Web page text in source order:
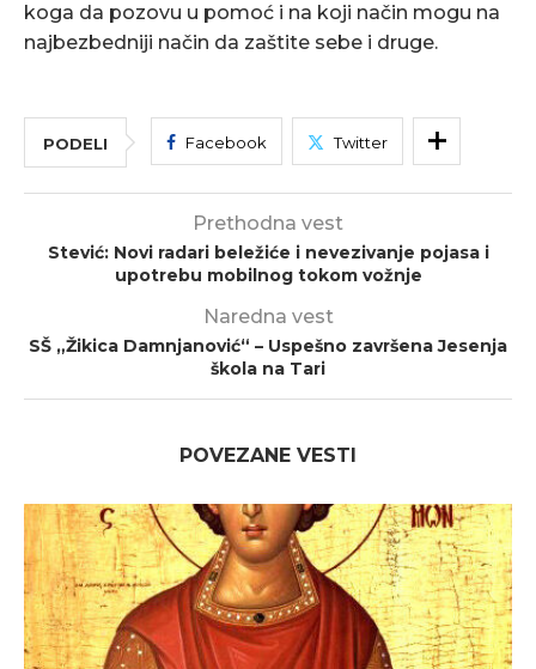
koga da pozovu u pomoć i na koji način mogu na
najbezbedniji način da zaštite sebe i druge.
PODELI Facebook Twitter
Prethodna vest
Stević: Novi radari beležiće i nevezivanje pojasa i
upotrebu mobilnog tokom vožnje
Naredna vest
SŠ „Žikica Damnjanović“ – Uspešno završena Jesenja
škola na Tari
POVEZANE VESTI